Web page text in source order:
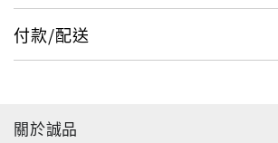
付款/配送
關於誠品